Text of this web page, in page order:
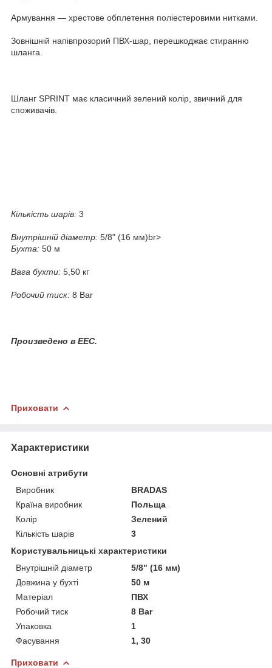
Армування — хрестове обплетення поліестеровими нитками.
Зовнішній напівпрозорий ПВХ-шар, перешкоджає стиранню
шланга.
Шланг SPRINT має класичний зелений колір, звичний для
споживачів.
Кількість шарів: 3
Внутрішній діаметр: 5/8" (16 мм)br>
Бухта: 50 м
Вага бухти: 5,50 кг
Робочий тиск: 8 Bar
Произведено в EEC.
Приховати
Характеристики
Основні атрибути
Виробник
BRADAS
Країна виробник
Польща
Колір
Зелений
Кількість шарів
3
Користувальницькі характеристики
Внутрішній діаметр
5/8" (16 мм)
Довжина у бухті
50 м
Матеріал
ПВХ
Робочий тиск
8 Bar
Упаковка
1
Фасування
1, 30
Приховати